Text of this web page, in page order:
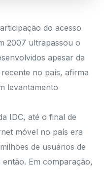
do acesso
2007 ultrapassou o
apesar da
no país, afirma
levantamento
IDC, até o final de
móvel no país era
de usuários de
Em comparação,